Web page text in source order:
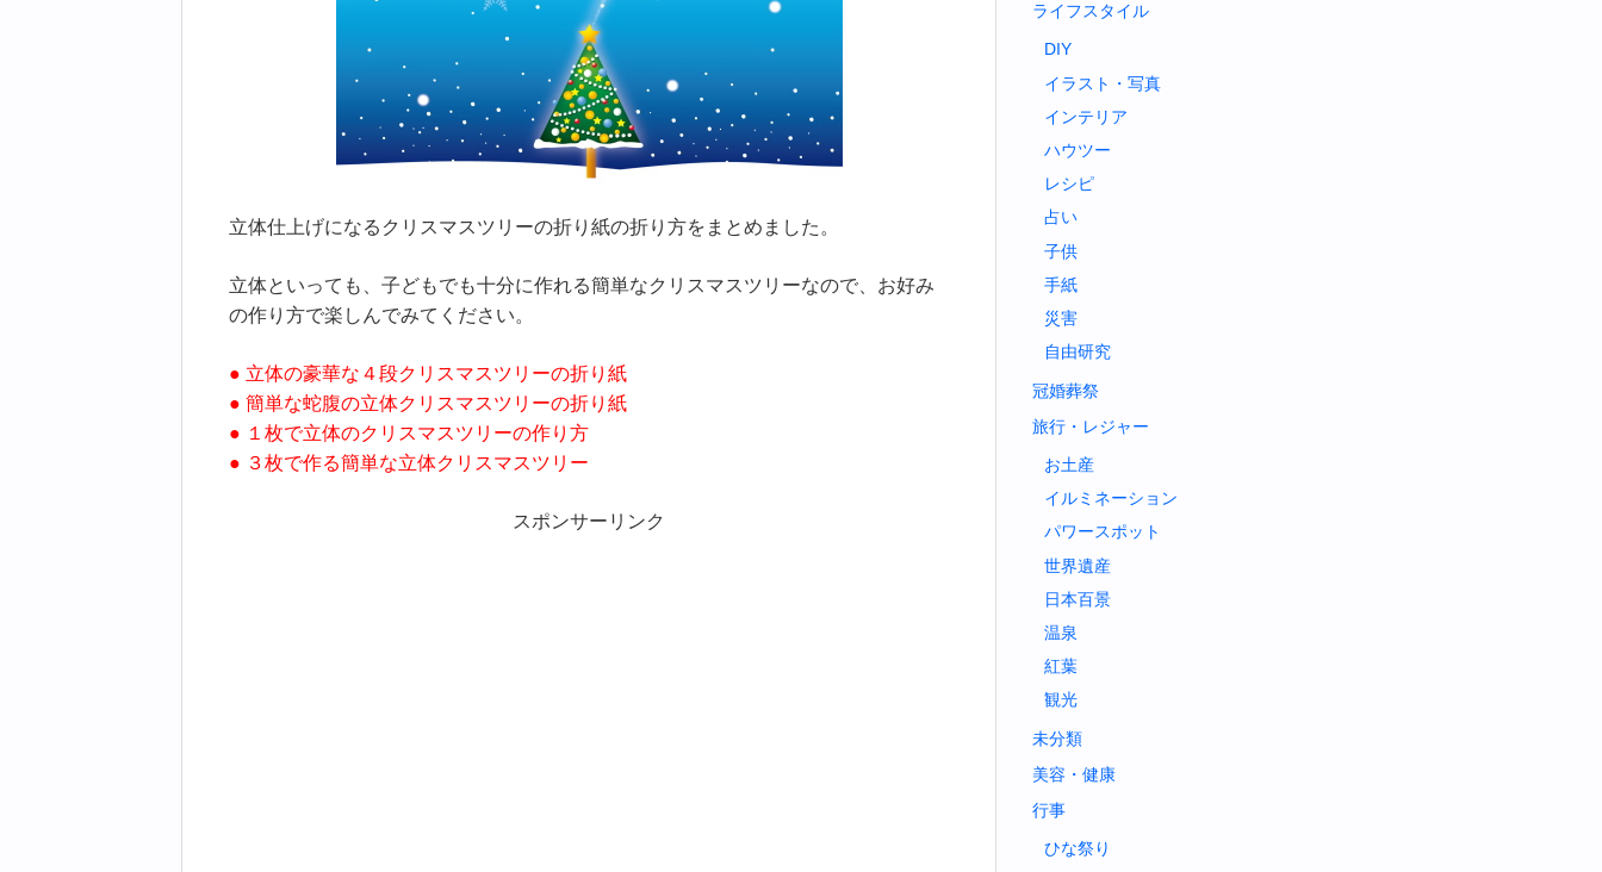
立体仕上げになるクリスマスツリーの折り紙の折り方をまとめました。
立体といっても、子どもでも十分に作れる簡単なクリスマスツリーなので、お好み
の作り方で楽しんでみてください。
● 立体の豪華な４段クリスマスツリーの折り紙
● 簡単な蛇腹の立体クリスマスツリーの折り紙
● １枚で立体のクリスマスツリーの作り方
● ３枚で作る簡単な立体クリスマスツリー
スポンサーリンク
ライフスタイル
DIY
イラスト・写真
インテリア
ハウツー
レシピ
占い
子供
手紙
災害
自由研究
冠婚葬祭
旅行・レジャー
お土産
イルミネーション
パワースポット
世界遺産
日本百景
温泉
紅葉
観光
未分類
美容・健康
行事
ひな祭り